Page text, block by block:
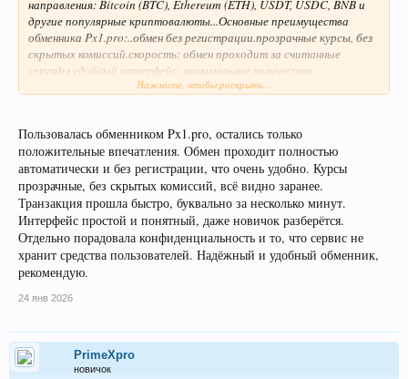
направления: Bitcoin (BTC), Ethereum (ETH), USDT, USDC, BNB и
другие популярные криптовалюты...Основные преимущества
обменника Px1.pro:..обмен без регистрации.прозрачные курсы, без
скрытых комиссий.скорость: обмен проходит за считанные
секунды.удобный интерфейс, минимальное количество
шагов.конфиденциальность сделок...Безопасность..Все операции
средства пользователей.Поддержка всегда на связи — Telegram,
e-mail и форма на сайте..Если у вас возникли вопросы, задержка
транзакции или нужна помощь — наша служба поддержки
оперативно ответит...Наши контакты:..Сайт: px1.pro.Telegram:
@px1_support.E-mail:support@px1.pro ..
Нажмите, чтобы раскрыть...
Пользовалась обменником Px1.pro, остались только
положительные впечатления. Обмен проходит полностью
автоматически и без регистрации, что очень удобно. Курсы
прозрачные, без скрытых комиссий, всё видно заранее.
Транзакция прошла быстро, буквально за несколько минут.
Интерфейс простой и понятный, даже новичок разберётся.
Отдельно порадовала конфиденциальность и то, что сервис не
хранит средства пользователей. Надёжный и удобный обменник,
рекомендую.
24 янв 2026
PrimeXpro
новичок